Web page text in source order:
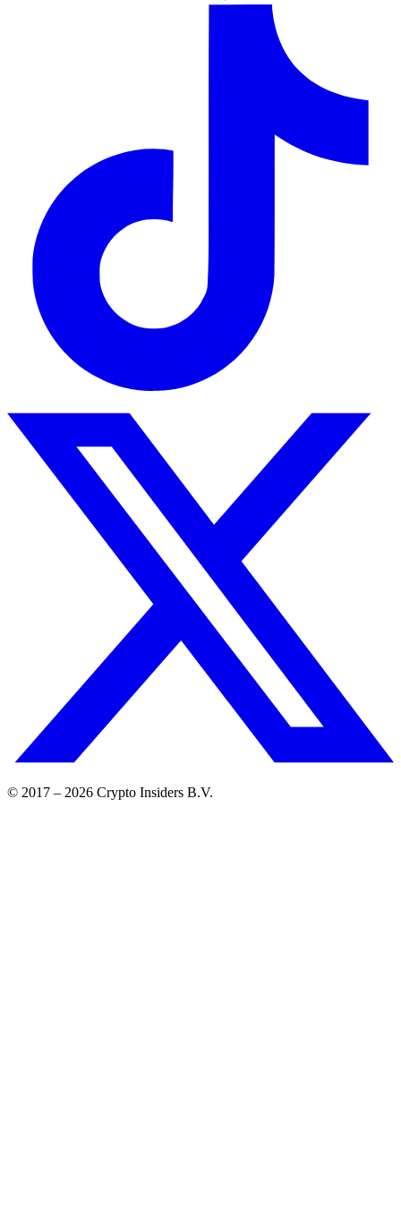
© 2017 – 2026 Crypto Insiders B.V.